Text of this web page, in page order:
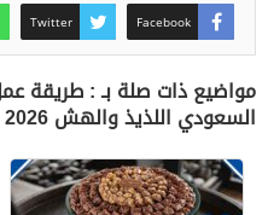
Facebook
Twitter
مواضيع ذات صلة بـ : طريقة
السعودي اللذيذ والهش 2026